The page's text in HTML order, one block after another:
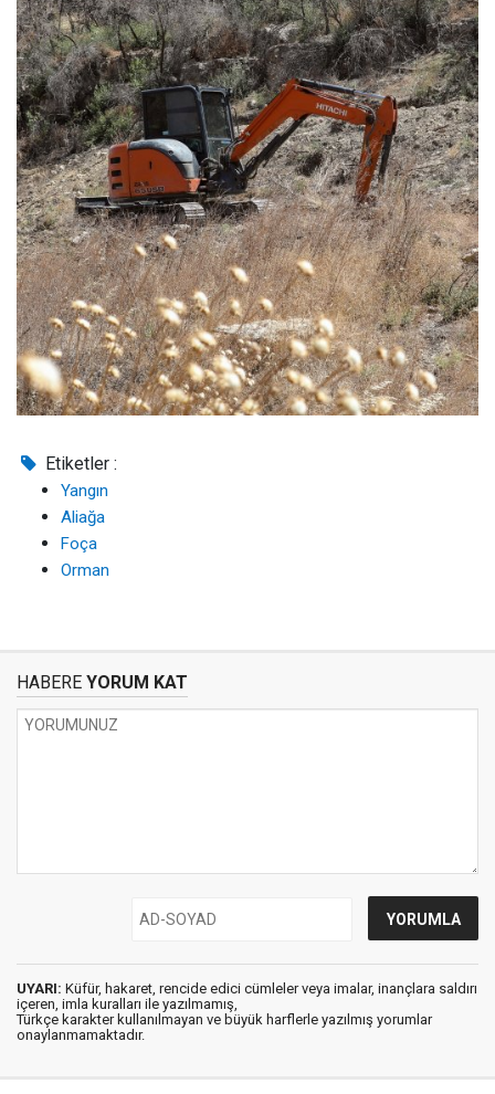
Etiketler :
Yangın
Aliağa
Foça
Orman
HABERE YORUM KAT
UYARI: Küfür, hakaret, rencide edici cümleler veya imalar, inançlara saldırı
içeren, imla kuralları ile yazılmamış,
Türkçe karakter kullanılmayan ve büyük harflerle yazılmış yorumlar
onaylanmamaktadır.